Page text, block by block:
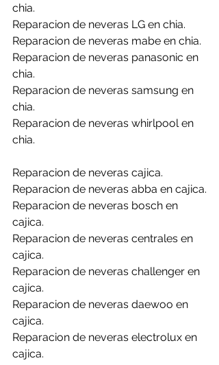
chia.
Reparacion de neveras LG en chia.
Reparacion de neveras mabe en chia.
Reparacion de neveras panasonic en
chia.
Reparacion de neveras samsung en
chia.
Reparacion de neveras whirlpool en
chia.
Reparacion de neveras cajica.
Reparacion de neveras abba en cajica.
Reparacion de neveras bosch en
cajica.
Reparacion de neveras centrales en
cajica.
Reparacion de neveras challenger en
cajica.
Reparacion de neveras daewoo en
cajica.
Reparacion de neveras electrolux en
cajica.